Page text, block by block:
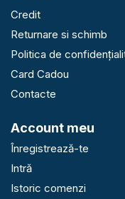
Credit
Returnare si schimb
Politica de
Card Cadou
Contacte
Account meu
Înregistrează-te
Intră
Istoric comenzi